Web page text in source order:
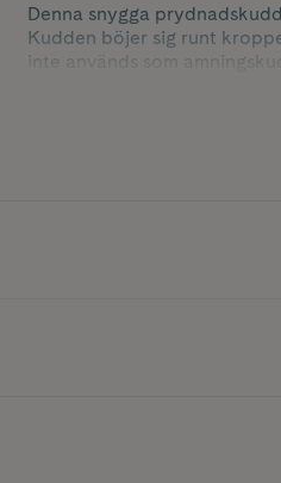
Denna snygga
Kudden böjer sig runt
inte används som
Underlättar anknytning